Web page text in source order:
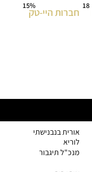
15%
חברות היי-טק
18
אורית בנבנישתי
לוריא
מנכ"ל תיגבור